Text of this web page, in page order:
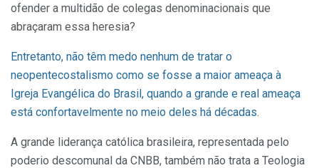
ofender a multidão de colegas denominacionais que
abraçaram essa heresia?
Entretanto, não têm medo nenhum de tratar o
neopentecostalismo como se fosse a maior ameaça à
Igreja Evangélica do Brasil, quando a grande e real ameaça
está confortavelmente no meio deles há décadas.
A grande liderança católica brasileira, representada pelo
poderio descomunal da CNBB, também não trata a Teologia